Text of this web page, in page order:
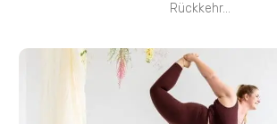
Rückkehr...